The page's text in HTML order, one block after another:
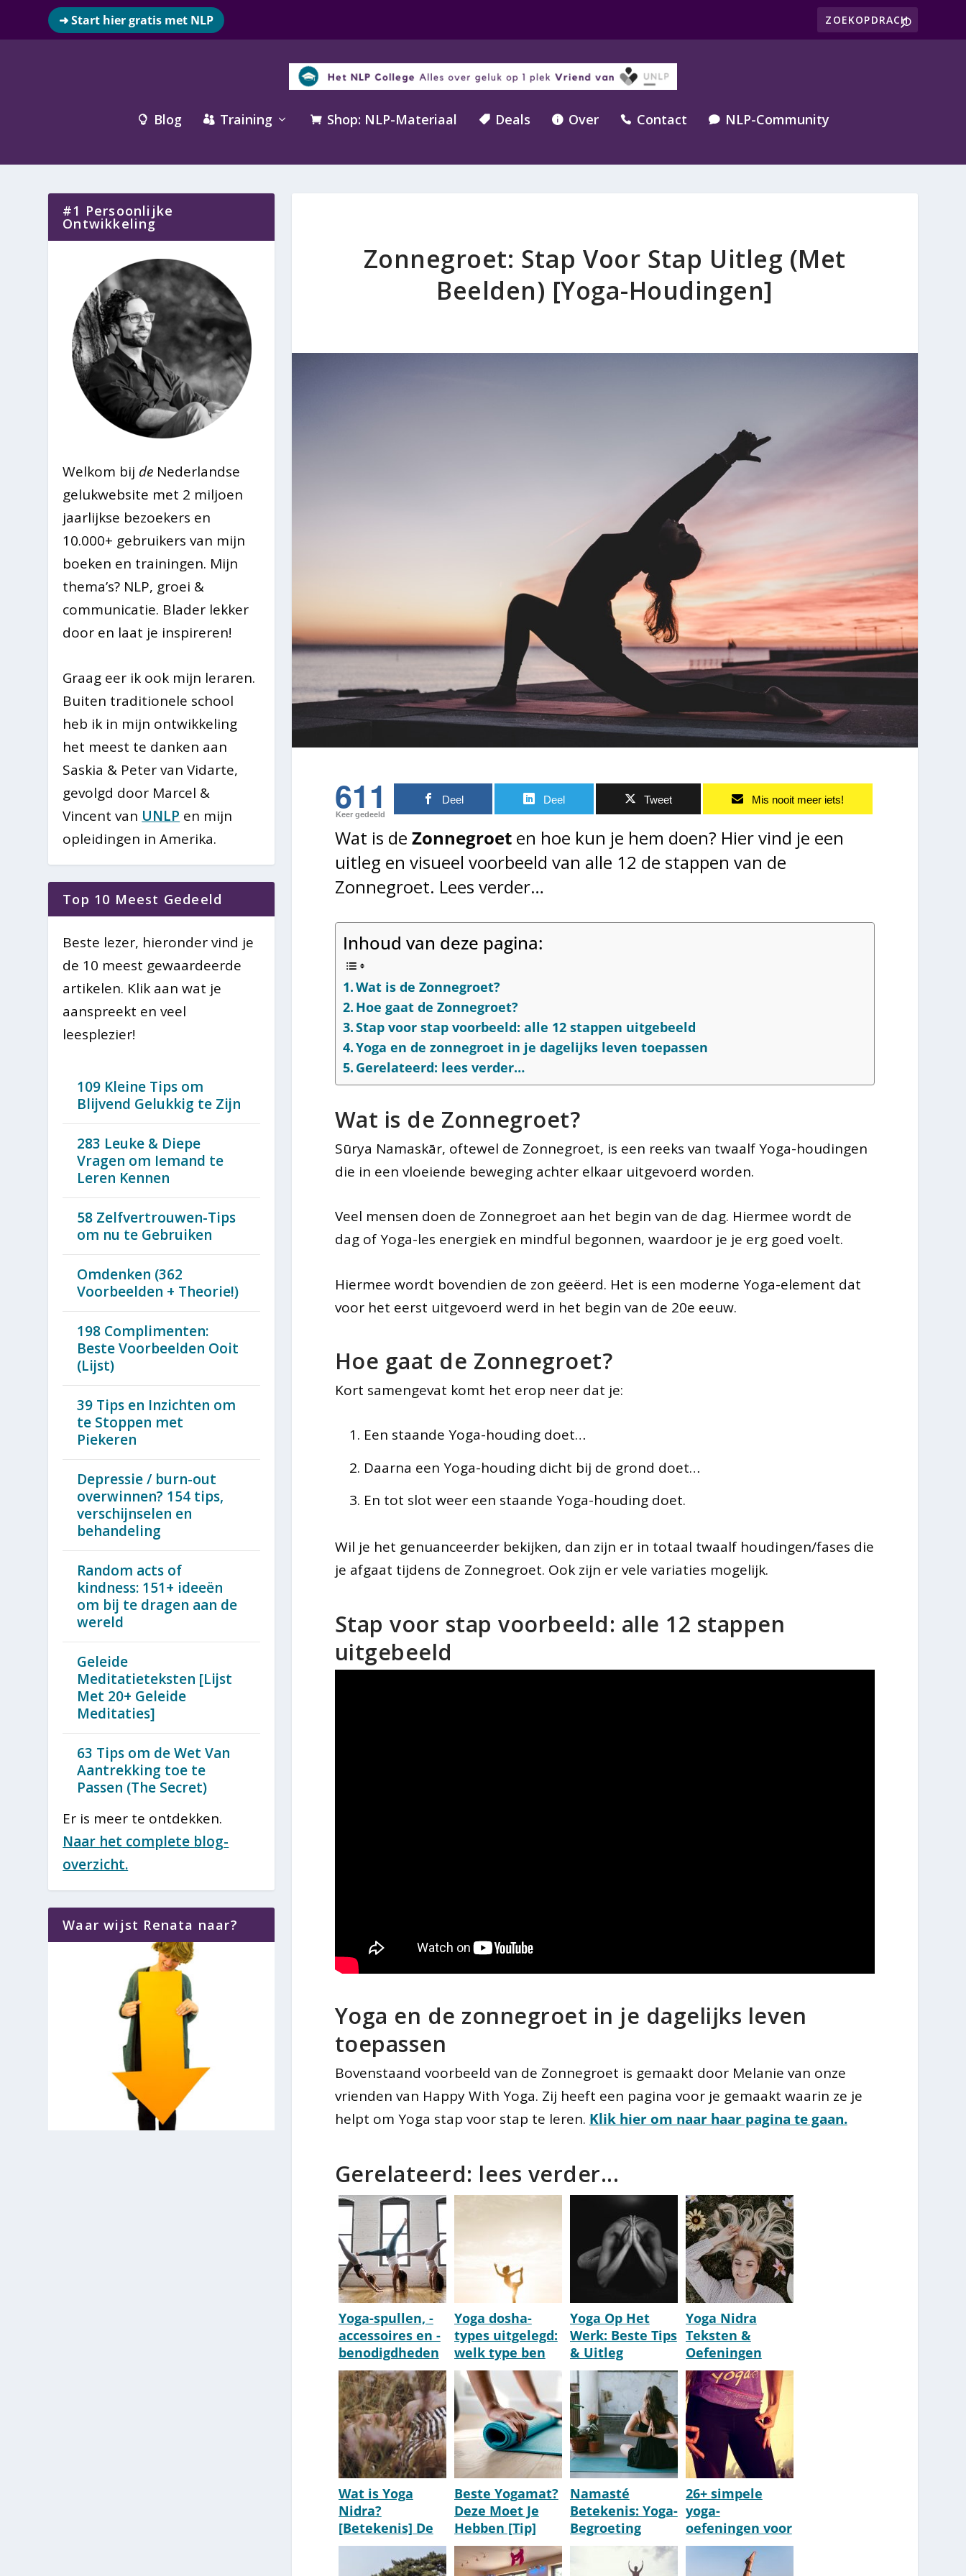
➜ Start hier gratis met NLP
 Blog  Training  Shop: NLP-Materiaal  Deals  Over  Contact  NLP-Community
Zonnegroet: Stap Voor Stap Uitleg (Met
Beelden) [Yoga-Houdingen]
611
Keer gedeeld
Deel Deel Tweet Mis nooit meer iets!
Wat is de Zonnegroeten hoe kun je hem doen? Hier vind je een
uitleg en visueel voorbeeld van alle 12 de stappen van de
Zonnegroet. Lees verder…
Inhoud van deze pagina:
Wat is de Zonnegroet?
Hoe gaat de Zonnegroet?
Stap voor stap voorbeeld: alle 12 stappen uitgebeeld
Yoga en de zonnegroet in je dagelijks leven toepassen
Gerelateerd: lees verder…
Wat is de Zonnegroet?
Sūrya Namaskār, oftewel de Zonnegroet, is een reeks van twaalf Yoga-houdingen
die in een vloeiende beweging achter elkaar uitgevoerd worden.
Veel mensen doen de Zonnegroet aan het begin van de dag. Hiermee wordt de
dag of Yoga-les energiek en mindful begonnen, waardoor je je erg goed voelt.
Hiermee wordt bovendien de zon geëerd. Het is een moderne Yoga-element dat
voor het eerst uitgevoerd werd in het begin van de 20e eeuw.
Hoe gaat de Zonnegroet?
Kort samengevat komt het erop neer dat je:
Een staande Yoga-houding doet…
Daarna een Yoga-houding dicht bij de grond doet…
En tot slot weer een staande Yoga-houding doet.
Wil je het genuanceerder bekijken, dan zijn er in totaal twaalf houdingen/fases die
je afgaat tijdens de Zonnegroet. Ook zijn er vele variaties mogelijk.
Stap voor stap voorbeeld: alle 12 stappen
uitgebeeld
Yoga en de zonnegroet in je dagelijks leven
toepassen
Bovenstaand voorbeeld van de Zonnegroet is gemaakt door Melanie van onze
vrienden van Happy With Yoga. Zij heeft een pagina voor je gemaakt waarin ze je
helpt om Yoga stap voor stap te leren. Klik hier om naar haar pagina te gaan.
Gerelateerd: lees verder...
Yoga-spullen, -
accessoires en -
benodigdheden
kopen
[Aanrader]
Yoga dosha-
types uitgelegd:
welk type ben
jij? [Overzicht]
Yoga Op Het
Werk: Beste Tips
& Uitleg
[Belangrijk!]
Yoga Nidra
Teksten &
Oefeningen
[Nederlandse
Scripts]
Wat is Yoga
Nidra?
[Betekenis] De
Meest
Ontspannen
Beste Yogamat?
Deze Moet Je
Hebben [Tip]
[2026]
Namasté
Betekenis: Yoga-
Begroeting
[Vertaling &
Definitie]
26+ simpele
yoga-
oefeningen voor
beginners thuis
(gratis) online
#1 Persoonlijke
Ontwikkeling
Welkom bij de Nederlandse
gelukwebsite met 2 miljoen
jaarlijkse bezoekers en
10.000+ gebruikers van mijn
boeken en trainingen. Mijn
thema’s? NLP, groei &
communicatie. Blader lekker
door en laat je inspireren!
Graag eer ik ook mijn leraren.
Buiten traditionele school
heb ik in mijn ontwikkeling
het meest te danken aan
Saskia & Peter van Vidarte,
gevolgd door Marcel &
Vincent van UNLP en mijn
opleidingen in Amerika.
Top 10 Meest Gedeeld
Beste lezer, hieronder vind je
de 10 meest gewaardeerde
artikelen. Klik aan wat je
aanspreekt en veel
leesplezier!
109 Kleine Tips om
Blijvend Gelukkig te Zijn
283 Leuke & Diepe
Vragen om Iemand te
Leren Kennen
58 Zelfvertrouwen-Tips
om nu te Gebruiken
Omdenken (362
Voorbeelden + Theorie!)
198 Complimenten:
Beste Voorbeelden Ooit
(Lijst)
39 Tips en Inzichten om
te Stoppen met
Piekeren
Depressie / burn-out
overwinnen? 154 tips,
verschijnselen en
behandeling
Random acts of
kindness: 151+ ideeën
om bij te dragen aan de
wereld
Geleide
Meditatieteksten [Lijst
Met 20+ Geleide
Meditaties]
63 Tips om de Wet Van
Aantrekking toe te
Passen (The Secret)
Er is meer te ontdekken.
Naar het complete blog-
overzicht.
Waar wijst Renata naar?